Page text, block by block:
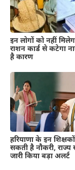
इन लोगों को नहीं
राशन कार्ड से कटेगा
है कारण
हरियाणा के इन
सकती है नौकरी, राज्य
जारी किया बड़ा अलर्ट